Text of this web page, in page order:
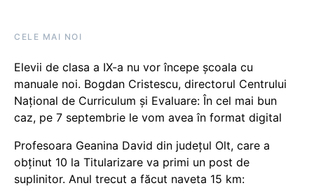
CELE MAI NOI
Elevii de clasa a IX-a nu vor începe școala cu
manuale noi. Bogdan Cristescu, directorul Centrului
Național de Curriculum și Evaluare: În cel mai bun
caz, pe 7 septembrie le vom avea în format digital
Profesoara Geanina David din județul Olt, care a
obținut 10 la Titularizare va primi un post de
suplinitor. Anul trecut a făcut naveta 15 km: